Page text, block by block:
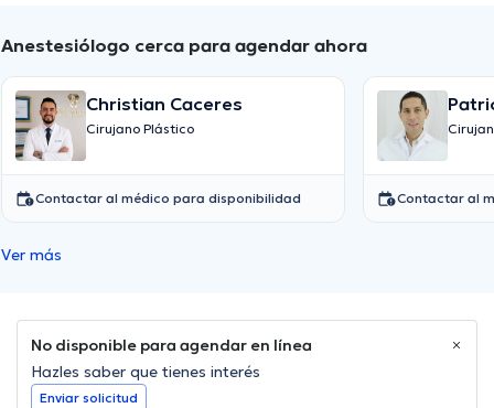
Anestesiólogo cerca para agendar ahora
Christian Caceres
Cirujano Plástico
Contactar al médico para disponibilidad Contactar al
Ver más
No disponible para agendar en línea
Hazles saber que tienes interés
Enviar solicitud